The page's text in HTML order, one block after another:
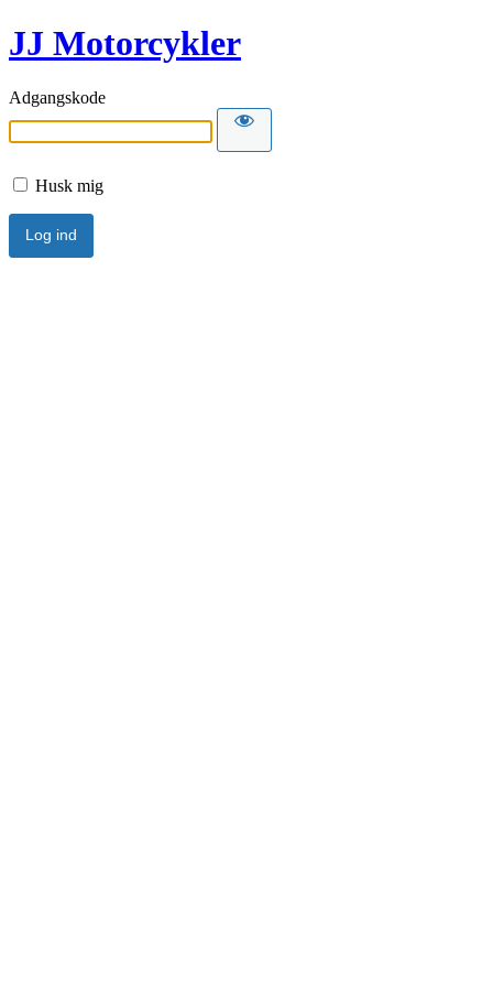
JJ Motorcykler
Adgangskode
Husk mig